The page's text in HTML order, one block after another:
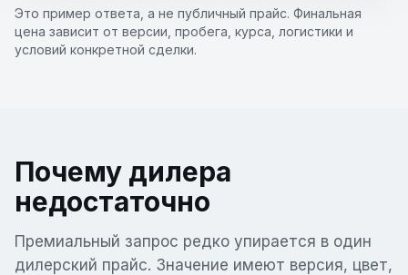
Это пример ответа, а не публичный прайс. Финальная
цена зависит от версии, пробега, курса, логистики и
условий конкретной сделки.
Почему дилера
недостаточно
Премиальный запрос редко упирается в один
дилерский прайс. Значение имеют версия, цвет,